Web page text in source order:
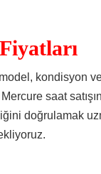
kondisyon
saat
doğrulamak